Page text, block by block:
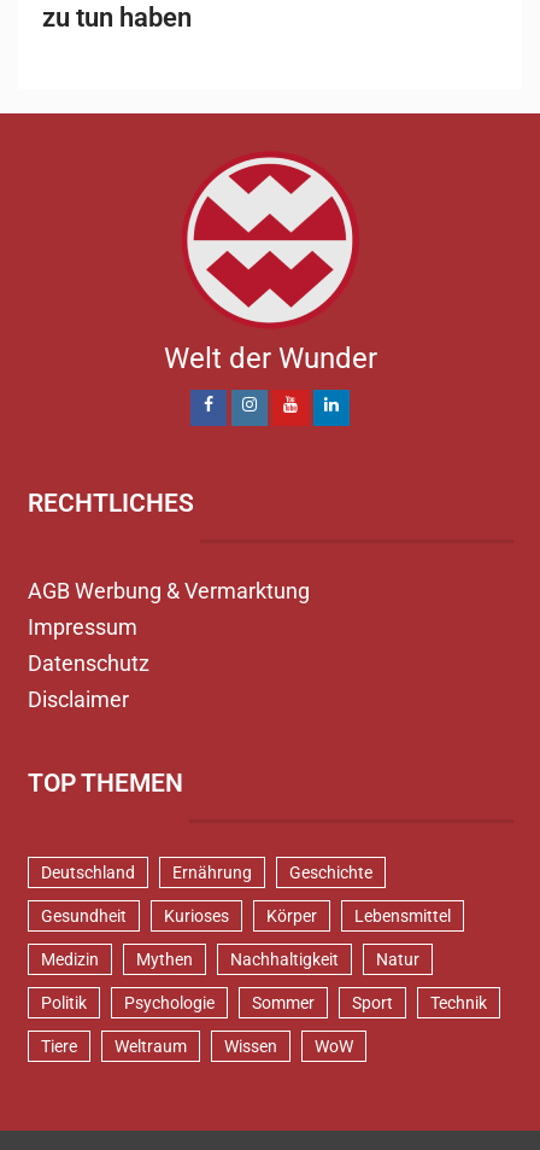
zu tun haben
Welt der Wunder
RECHTLICHES
AGB Werbung & Vermarktung
Impressum
Datenschutz
Disclaimer
TOP THEMEN
Deutschland Ernährung Geschichte
Gesundheit Kurioses Körper Lebensmittel
Medizin Mythen Nachhaltigkeit Natur
Politik Psychologie Sommer Sport Technik
Tiere Weltraum Wissen WoW